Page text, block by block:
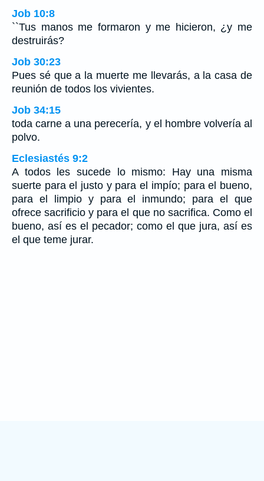
Job 10:8
``Tus manos me formaron y me hicieron, ¿y me
destruirás?
Job 30:23
Pues sé que a la muerte me llevarás, a la casa de
reunión de todos los vivientes.
Job 34:15
toda carne a una perecería, y el hombre volvería al
polvo.
Eclesiastés 9:2
A todos les sucede lo mismo: Hay una misma
suerte para el justo y para el impío; para el bueno,
para el limpio y para el inmundo; para el que
ofrece sacrificio y para el que no sacrifica. Como el
bueno, así es el pecador; como el que jura, así es
el que teme jurar.